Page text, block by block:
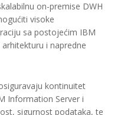
on-premise DWH
visoke
sa postojećim IBM
i napredne
kontinuitet
Information Server i
sigurnost podataka, te